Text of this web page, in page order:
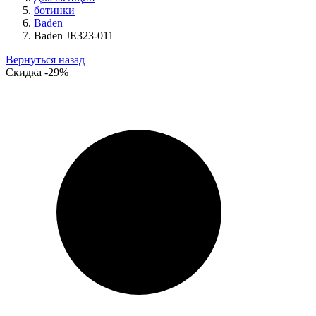
ботинки
Baden
Baden JE323-011
Вернуться назад
Скидка -29%